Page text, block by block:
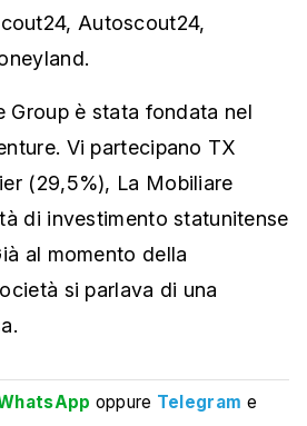
Autoscout24,
Group è stata fondata nel
Vi partecipano TX
(29,5%), La Mobiliare
di investimento statunitense
al momento della
si parlava di una
oppure Telegram e